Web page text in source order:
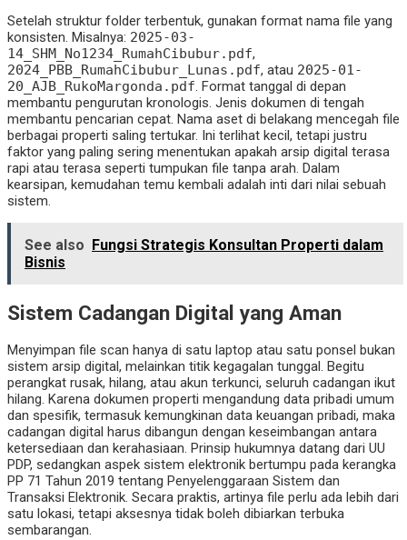
Setelah struktur folder terbentuk, gunakan format nama file yang
konsisten. Misalnya: 2025-03-
14_SHM_No1234_RumahCibubur.pdf,
2024_PBB_RumahCibubur_Lunas.pdf, atau 2025-01-
20_AJB_RukoMargonda.pdf. Format tanggal di depan
membantu pengurutan kronologis. Jenis dokumen di tengah
membantu pencarian cepat. Nama aset di belakang mencegah file
berbagai properti saling tertukar. Ini terlihat kecil, tetapi justru
faktor yang paling sering menentukan apakah arsip digital terasa
rapi atau terasa seperti tumpukan file tanpa arah. Dalam
kearsipan, kemudahan temu kembali adalah inti dari nilai sebuah
sistem.
See also Fungsi Strategis Konsultan Properti dalam
Bisnis
Sistem Cadangan Digital yang Aman
Menyimpan file scan hanya di satu laptop atau satu ponsel bukan
sistem arsip digital, melainkan titik kegagalan tunggal. Begitu
perangkat rusak, hilang, atau akun terkunci, seluruh cadangan ikut
hilang. Karena dokumen properti mengandung data pribadi umum
dan spesifik, termasuk kemungkinan data keuangan pribadi, maka
cadangan digital harus dibangun dengan keseimbangan antara
ketersediaan dan kerahasiaan. Prinsip hukumnya datang dari UU
PDP, sedangkan aspek sistem elektronik bertumpu pada kerangka
PP 71 Tahun 2019 tentang Penyelenggaraan Sistem dan
Transaksi Elektronik. Secara praktis, artinya file perlu ada lebih dari
satu lokasi, tetapi aksesnya tidak boleh dibiarkan terbuka
sembarangan.